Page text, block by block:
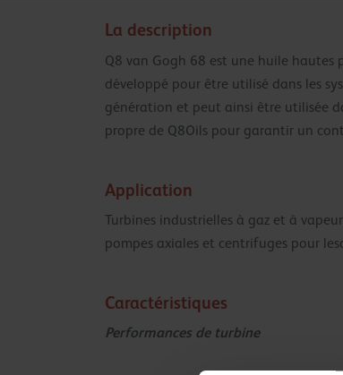
La description
Q8 van Gogh 68 est une huile hautes
développé pour être utilisé dans les
génération et peut ainsi être utilisée
propre de Q8Oils pour garantir un
Application
Turbines industrielles à gaz et à
pompes axiales et centrifuges pour
Caractéristiques
Performances de turbine